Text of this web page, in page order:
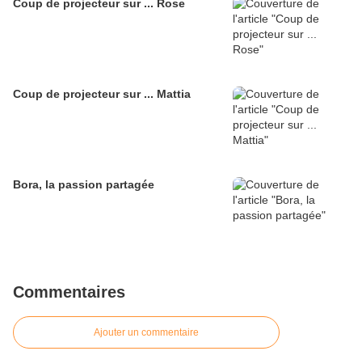
Coup de projecteur sur ... Rose
Coup de projecteur sur ... Mattia
Bora, la passion partagée
Commentaires
Ajouter un commentaire